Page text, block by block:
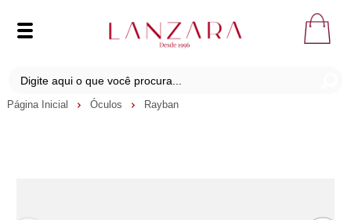
Página Inicial Óculos Rayban